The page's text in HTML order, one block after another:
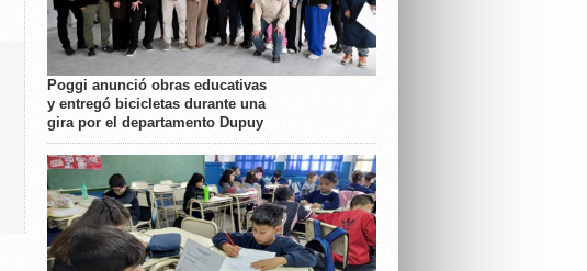
Poggi anunció obras educativas
y entregó bicicletas durante una
gira por el departamento Dupuy